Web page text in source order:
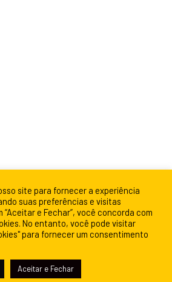
site para fornecer a experiência
suas preferências e visitas
e Fechar”, você concorda com
No entanto, você pode visitar
para fornecer um consentimento
Aceitar e Fechar